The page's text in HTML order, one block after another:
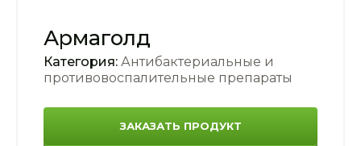
Армаголд
Категория: Антибактериальные и
противовоспалительные препараты
ЗАКАЗАТЬ ПРОДУКТ